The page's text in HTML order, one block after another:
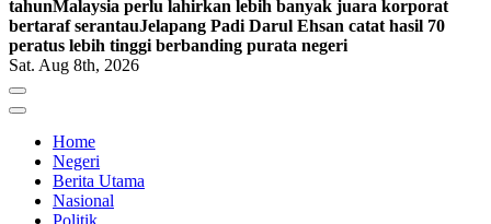
tahunMalaysia perlu lahirkan lebih banyak juara korporat
bertaraf serantauJelapang Padi Darul Ehsan catat hasil 70
peratus lebih tinggi berbanding purata negeri
Sat. Aug 8th, 2026
Home
Negeri
Berita Utama
Nasional